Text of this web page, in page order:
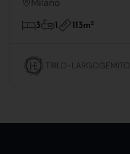
Milano
3 1 113m2
TRILO-LARGOGEMITO